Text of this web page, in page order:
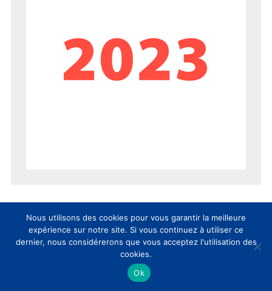
SEMAINE
Nous utilisons des cookies pour vous garantir la meilleure
expérience sur notre site. Si vous continuez à utiliser ce
dernier, nous considérerons que vous acceptez l'utilisation des
cookies.
Ok